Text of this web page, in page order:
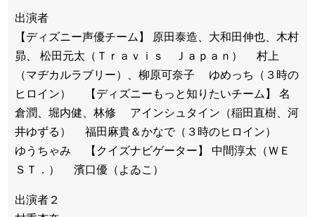
出演者
【ディズニー声優チーム】 原田泰造、大和田伸也、木村
昴、 松田元太（Ｔｒａｖｉｓ Ｊａｐａｎ） 村上
（マヂカルラブリー）、柳原可奈子 ゆめっち（３時の
ヒロイン） 【ディズニーもっと知りたいチーム】 名
倉潤、堀内健、林修 アインシュタイン（稲田直樹、河
井ゆずる） 福田麻貴＆かなで（３時のヒロイン）
ゆうちゃみ 【クイズナビゲーター】 中間淳太（ＷＥ
ＳＴ．） 濱口優（よゐこ）
出演者２